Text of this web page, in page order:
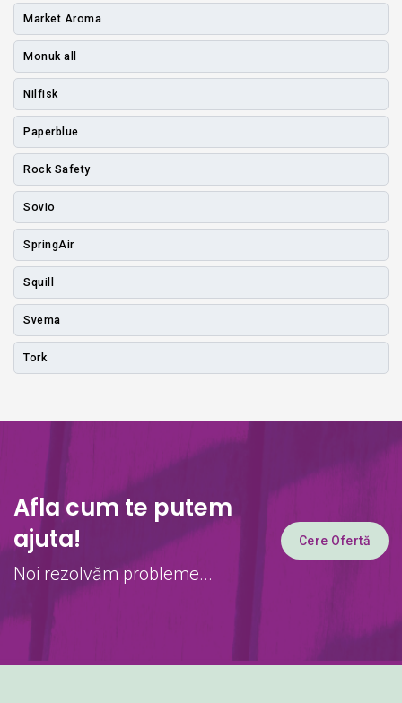
Market Aroma
Monuk all
Nilfisk
Paperblue
Rock Safety
Sovio
SpringAir
Squill
Svema
Tork
Afla cum te putem
ajuta!
Noi rezolvăm probleme...
Cere Ofertă